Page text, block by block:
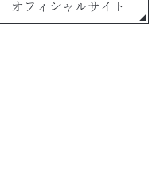
オフィシャルサイト